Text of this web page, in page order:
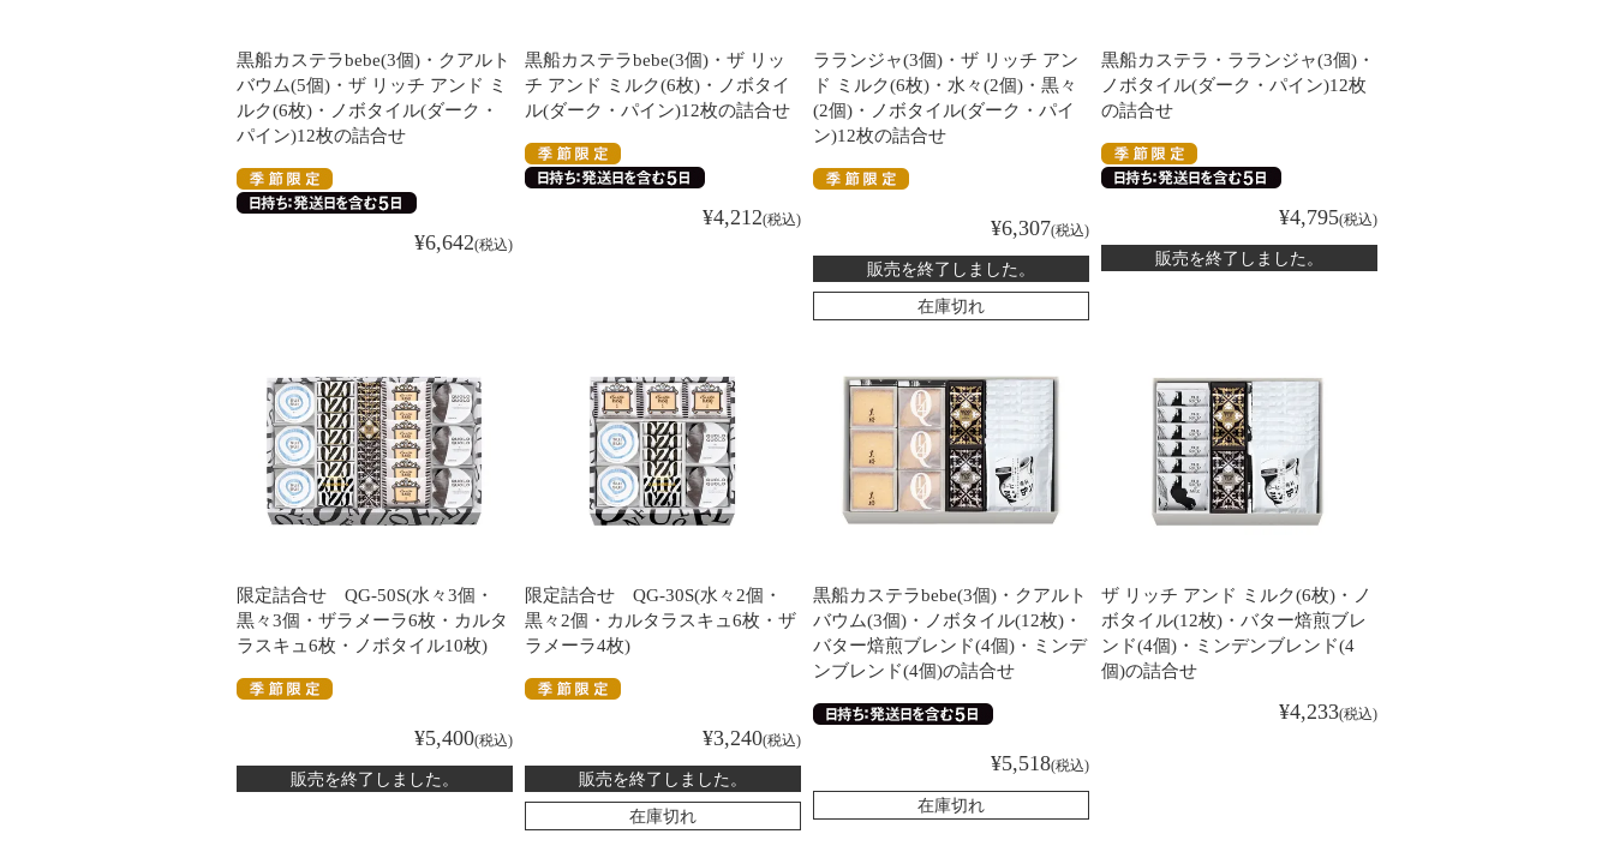
黒船カステラbebe(3個)・クアルト
バウム(5個)・ザ リッチ アンド ミ
ルク(6枚)・ノボタイル(ダーク・
パイン)12枚の詰合せ
¥6,642 税込
黒船カステラbebe(3個)・ザ リッ
チ アンド ミルク(6枚)・ノボタイ
ル(ダーク・パイン)12枚の詰合せ
¥4,212 税込
ラランジャ(3個)・ザ リッチ アン
ド ミルク(6枚)・水々(2個)・黒々
(2個)・ノボタイル(ダーク・パイ
ン)12枚の詰合せ
¥6,307 税込
販売を終了しました。
在庫切れ
黒船カステラ・ラランジャ(3個)・
ノボタイル(ダーク・パイン)12枚
の詰合せ
¥4,795 税込
販売を終了しました。
限定詰合せ QG-50S(水々3個・
黒々3個・ザラメーラ6枚・カルタ
ラスキュ6枚・ノボタイル10枚)
¥5,400 税込
販売を終了しました。
限定詰合せ QG-30S(水々2個・
黒々2個・カルタラスキュ6枚・ザ
ラメーラ4枚)
¥3,240 税込
販売を終了しました。
在庫切れ
黒船カステラbebe(3個)・クアルト
バウム(3個)・ノボタイル(12枚)・
バター焙煎ブレンド(4個)・ミンデ
ンブレンド(4個)の詰合せ
¥5,518 税込
在庫切れ
ザ リッチ アンド ミルク(6枚)・ノ
ボタイル(12枚)・バター焙煎ブレ
ンド(4個)・ミンデンブレンド(4
個)の詰合せ
¥4,233 税込